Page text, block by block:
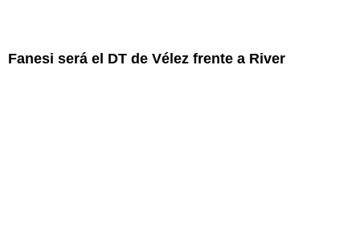
Fanesi será el DT de Vélez frente a River